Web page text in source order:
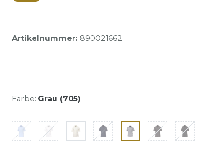
Artikelnummer: 890021662
Farbe: Grau (705)